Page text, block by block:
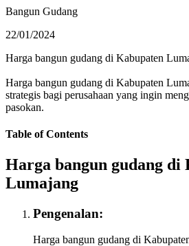
Bangun Gudang
22/01/2024
Harga bangun gudang di Kabupaten
Harga bangun gudang di Kabupaten
strategis bagi perusahaan yang ingin
pasokan.
Table of Contents
Harga bangun gudang di
Lumajang
Pengenalan:
Harga bangun gudang di